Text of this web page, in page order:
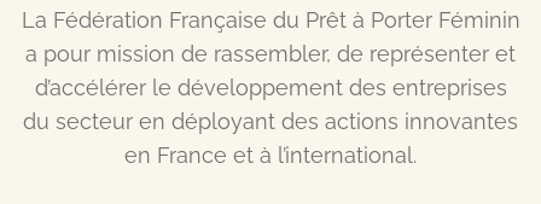
La Fédération Française du Prêt à Porter Féminin
a pour mission de rassembler, de représenter et
d’accélérer le développement des entreprises
du secteur en déployant des actions innovantes
en France et à l’international.